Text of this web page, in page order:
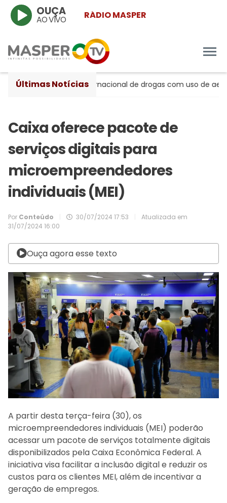
RÁDIO MASPER
OUÇA
AO VIVO
Últimas Notícias
de tráfico internacional de drogas com uso de
Caixa oferece pacote de
serviços digitais para
microempreendedores
individuais (MEI)
Por Conteúdo 30/07/2024 17:53
Atualizada em
31/07/2024 16:00
Ouça agora esse texto
A partir desta terça-feira (30), os
microempreendedores individuais (MEI) poderão
acessar um pacote de serviços totalmente digitais
disponibilizados pela Caixa Econômica Federal. A
iniciativa visa facilitar a inclusão digital e reduzir os
custos para os clientes MEI, além de incentivar a
geração de empregos.